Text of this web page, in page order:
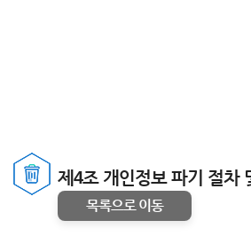
제4조 개인정보 파기 절차
목록으로 이동